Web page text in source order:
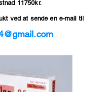
11750kr.
ved at sende en e-mail til